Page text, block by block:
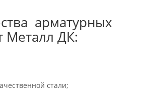
арматурных
Металл ДК:
стали;